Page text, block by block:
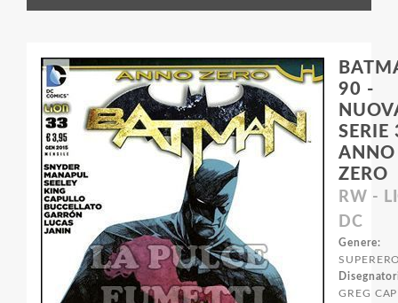
90 -
SERIE
ANNO
ZERO
RW -
DC
Genere:
GREG